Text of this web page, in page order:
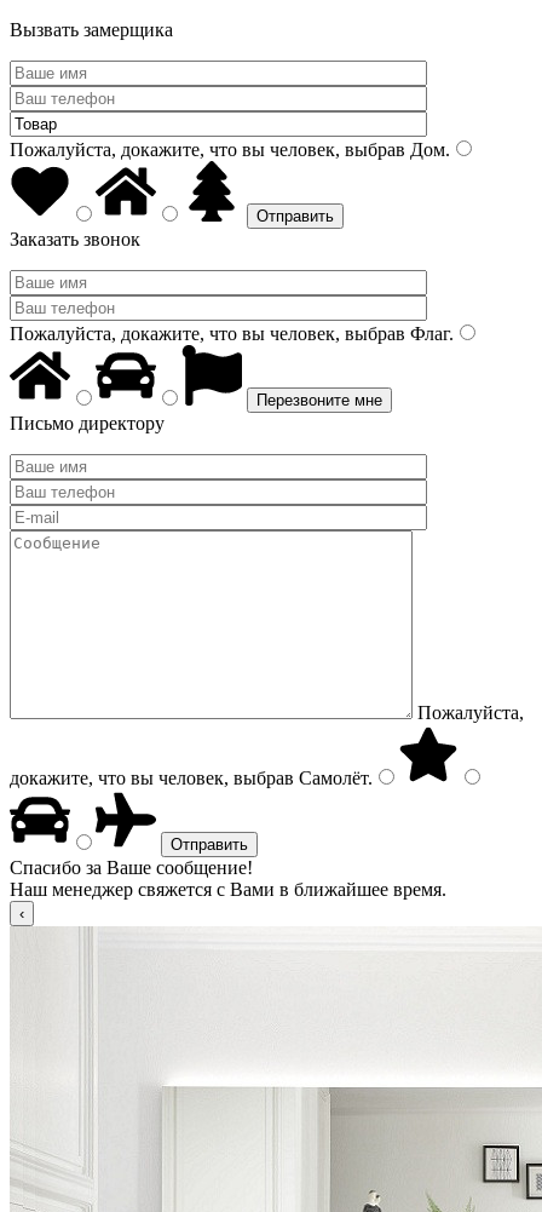
Вызвать замерщика
Пожалуйста, докажите, что вы человек, выбрав Дом.
Заказать звонок
Пожалуйста, докажите, что вы человек, выбрав Флаг.
Письмо директору
Пожалуйста,
докажите, что вы человек, выбрав Самолёт.
Спасибо за Ваше сообщение!
Наш менеджер свяжется с Вами в ближайшее время.